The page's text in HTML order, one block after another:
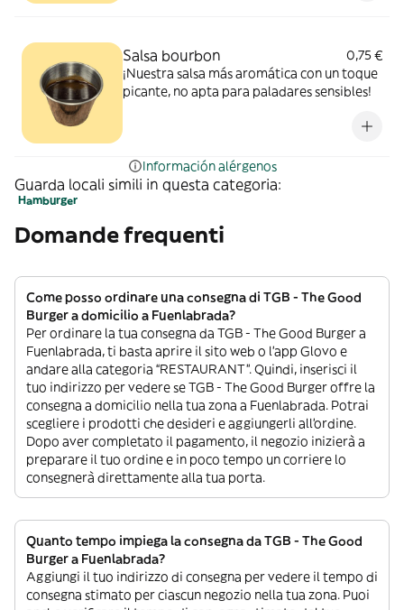
Salsa bourbon
0,75 €
¡Nuestra salsa más aromática con un toque
picante, no apta para paladares sensibles!
Información alérgenos
Guarda locali simili in questa categoria:
Hamburger
Domande frequenti
Come posso ordinare una consegna di TGB - The Good
Burger a domicilio a Fuenlabrada?
Per ordinare la tua consegna da TGB - The Good Burger a
Fuenlabrada, ti basta aprire il sito web o l’app Glovo e
andare alla categoria “RESTAURANT”. Quindi, inserisci il
tuo indirizzo per vedere se TGB - The Good Burger offre la
consegna a domicilio nella tua zona a Fuenlabrada. Potrai
scegliere i prodotti che desideri e aggiungerli all’ordine.
Dopo aver completato il pagamento, il negozio inizierà a
preparare il tuo ordine e in poco tempo un corriere lo
consegnerà direttamente alla tua porta.
Quanto tempo impiega la consegna da TGB - The Good
Burger a Fuenlabrada?
Aggiungi il tuo indirizzo di consegna per vedere il tempo di
consegna stimato per ciascun negozio nella tua zona. Puoi